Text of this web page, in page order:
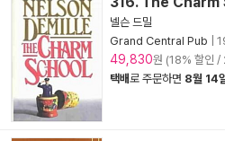
넬슨 드밀
Grand Central Pub
49,830원 (18% 할인
택배로 주문하면 8월 14